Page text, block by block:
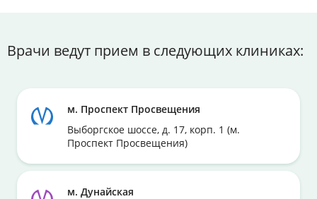
Врачи ведут прием в следующих клиниках:
м. Проспект Просвещения
Выборгское шоссе, д. 17, корп. 1 (м.
Проспект Просвещения)
м. Дунайская